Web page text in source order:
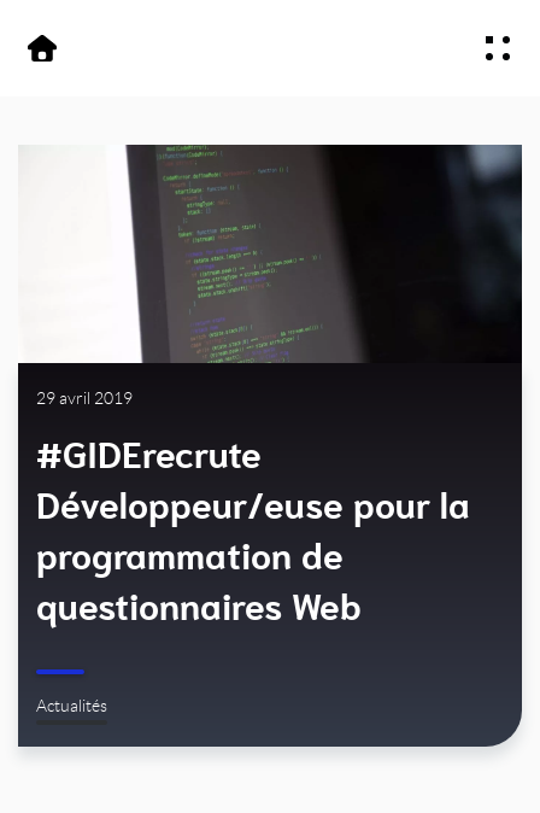
au
contenu
Secteurs
À propos
Contactez-nous
29 avril 2019
#GIDErecrute
Développeur/euse pour la
programmation de
questionnaires Web
Actualités